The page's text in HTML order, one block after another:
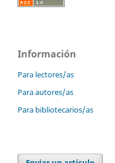
Información
Para lectores/as
Para autores/as
Para bibliotecarios/as